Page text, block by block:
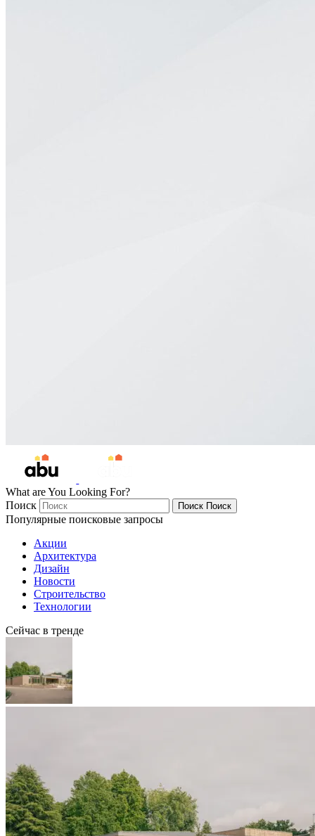
What are You Looking For?
Поиск
Поиск Поиск
Популярные поисковые запросы
Акции
Архитектура
Дизайн
Новости
Строительство
Технологии
Сейчас в тренде